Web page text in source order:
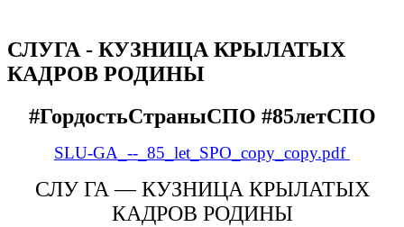
СЛУГА - КУЗНИЦА КРЫЛАТЫХ
КАДРОВ РОДИНЫ
#ГордостьСтраныСПО #85летСПО
SLU-GA_--_85_let_SPO_copy_copy.pdf
СЛУ ГА — КУЗНИЦА КРЫЛАТЫХ
КАДРОВ РОДИНЫ